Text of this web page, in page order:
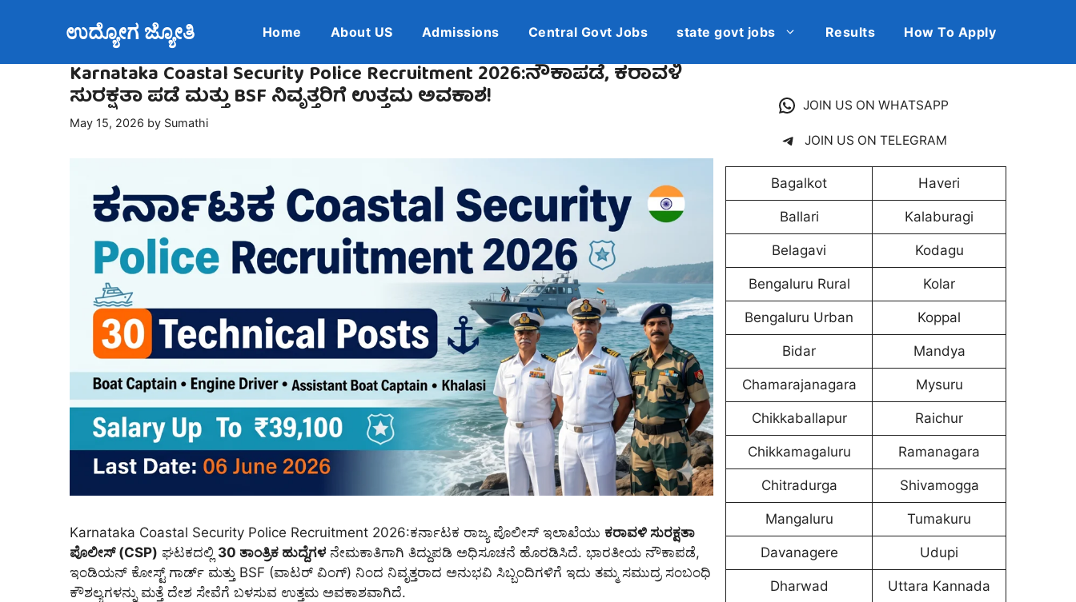
ಉದ್ಯೋಗ ಜ್ಯೋತಿ Home About US Admissions Central Govt Jobs state govt jobs Results How To Apply
Karnataka Coastal Security Police Recruitment 2026:ನೌಕಾಪಡೆ, ಕರಾವಳಿ
ಸುರಕ್ಷತಾ ಪಡೆ ಮತ್ತು BSF ನಿವೃತ್ತರಿಗೆ ಉತ್ತಮ ಅವಕಾಶ!
May 15, 2026 by Sumathi
Karnataka Coastal Security Police Recruitment 2026:ಕರ್ನಾಟಕ ರಾಜ್ಯ ಪೊಲೀಸ್ ಇಲಾಖೆಯು ಕರಾವಳಿ ಸುರಕ್ಷತಾ
ಪೊಲೀಸ್ (CSP) ಘಟಕದಲ್ಲಿ 30 ತಾಂತ್ರಿಕ ಹುದ್ದೆಗಳನೇಮಕಾತಿಗಾಗಿ ತಿದ್ದುಪಡಿ ಅಧಿಸೂಚನೆ ಹೊರಡಿಸಿದೆ. ಭಾರತೀಯ ನೌಕಾಪಡೆ,
ಇಂಡಿಯನ್ ಕೋಸ್ಟ್ ಗಾರ್ಡ್ ಮತ್ತು BSF (ವಾಟರ್ ವಿಂಗ್) ನಿಂದ ನಿವೃತ್ತರಾದ ಅನುಭವಿ ಸಿಬ್ಬಂದಿಗಳಿಗೆ ಇದು ತಮ್ಮ ಸಮುದ್ರ ಸಂಬಂಧಿ
ಕೌಶಲ್ಯಗಳನ್ನು ಮತ್ತೆ ದೇಶ ಸೇವೆಗೆ ಬಳಸುವ ಉತ್ತಮ ಅವಕಾಶವಾಗಿದೆ.
JOIN US ON WHATSAPP
JOIN US ON TELEGRAM
Bagalkot Haveri
Ballari Kalaburagi
Belagavi Kodagu
Bengaluru Rural Kolar
Bengaluru Urban Koppal
Bidar Mandya
Chamarajanagara Mysuru
Chikkaballapur Raichur
Chikkamagaluru Ramanagara
Chitradurga Shivamogga
Mangaluru Tumakuru
Davanagere Udupi
Dharwad Uttara Kannada